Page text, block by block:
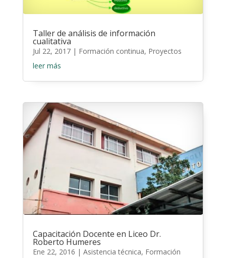
Taller de análisis de información
cualitativa
Jul 22, 2017| Formación continua, Proyectos
leer más
Capacitación Docente en Liceo Dr.
Roberto Humeres
Ene 22, 2016 | Asistencia técnica, Formación